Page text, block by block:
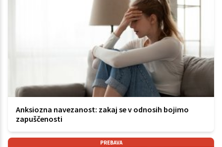
Anksiozna navezanost: zakaj se v odnosih bojimo
zapuščenosti
PREBAVA